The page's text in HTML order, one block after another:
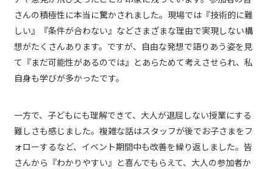
さんの積極性に本当に驚かされました。現場では『技術的に難
しい』『条件が合わない』などさまざまな理由で実現しない構
想がたくさんあります。ですが、自由な発想で語りあう姿を見
て『まだ可能性があるのでは』とあらためて考えさせられ、私
自身も学びが多かったです。
一方で、子どもにも理解できて、大人が退屈しない授業にする
難しさも感じました。複雑な話はスタッフが後でお子さまをフ
ォローするなど、イベント期間中も改善を繰り返しました。皆
さんから『わかりやすい』と喜んでもらえて、大人の参加者か